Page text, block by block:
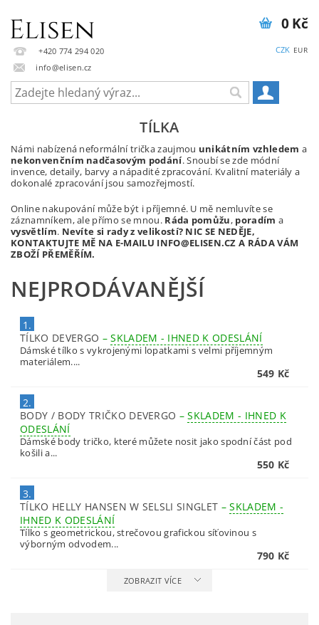
+420 774 294 020
info@elisen.cz
CZK EUR
0 Kč
TÍLKA
Námi nabízená neformální trička zaujmou unikátním vzhledem a
nekonvenčním nadčasovým podání. Snoubí se zde módní
invence, detaily, barvy a nápadité zpracování. Kvalitní materiály a
dokonalé zpracování jsou samozřejmostí.
Online nakupování může být i příjemné. U mě nemluvíte se
záznamníkem, ale přímo se mnou. Ráda pomůžu, poradím a
vysvětlím. Nevíte si rady z velikostí? NIC SE NEDĚJE,
KONTAKTUJTE MĚ NA E-MAILU INFO@ELISEN.CZ A RÁDA VÁM
ZBOŽÍ PŘEMĚŘÍM.
NEJPRODÁVANĚJŠÍ
1.
TÍLKO DEVERGO –SKLADEM - IHNED K ODESLÁNÍ
Dámské tílko s vykrojenými lopatkami s velmi příjemným
materiálem....
549 Kč
2.
BODY / BODY TRIČKO DEVERGO –SKLADEM - IHNED K
ODESLÁNÍ
Dámské body tričko, které můžete nosit jako spodní část pod
košili a...
550 Kč
3.
TÍLKO HELLY HANSEN W SELSLI SINGLET –SKLADEM -
IHNED K ODESLÁNÍ
Tílko s geometrickou, strečovou grafickou síťovinou s
výborným odvodem...
790 Kč
ZOBRAZIT VÍCE